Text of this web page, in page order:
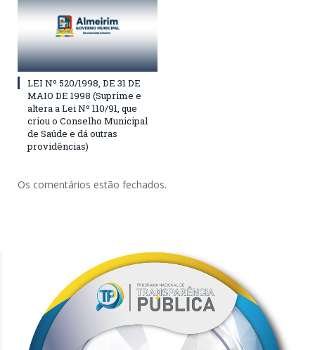
LEI Nº 520/1998, DE 31 DE
MAIO DE 1998 (Suprime e
altera a Lei Nº 110/91, que
criou o Conselho Municipal
de Saúde e dá outras
providências)
Os comentários estão fechados.